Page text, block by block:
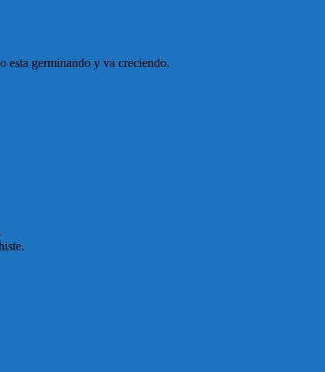
esta germinando y va creciendo.